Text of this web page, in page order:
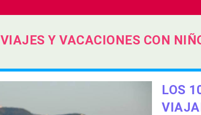
VIAJES Y VACACIONES CON
LOS